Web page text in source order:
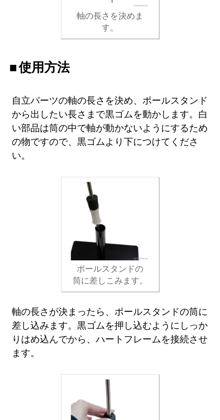
軸の長さを決めま
す。
使用方法
自立パーツの軸の長さを決め、ポールスタンド
から出したい長さまで黒ゴムを動かします。白
い部品は筒の中で軸が動かないようにするため
の物ですので、黒ゴムより下につけてくださ
い。
ポールスタンドの
筒に差しこみます。
軸の長さが決まったら、ポールスタンドの筒に
差し込みます。黒ゴムを押し込むようにしっか
りはめ込んでから、ハートフレームを接続させ
ます。